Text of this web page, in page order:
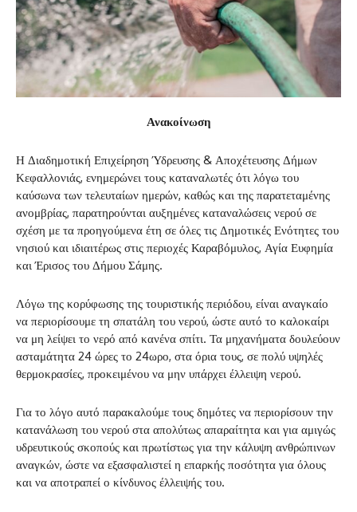
Ανακοίνωση
Η Διαδημοτική Επιχείρηση Ύδρευσης & Αποχέτευσης Δήμων
Κεφαλλονιάς, ενημερώνει τους καταναλωτές ότι λόγω του
καύσωνα των τελευταίων ημερών, καθώς και της παρατεταμένης
ανομβρίας, παρατηρούνται αυξημένες καταναλώσεις νερού σε
σχέση με τα προηγούμενα έτη σε όλες τις Δημοτικές Ενότητες του
νησιού και ιδιαιτέρως στις περιοχές Καραβόμυλος, Αγία Ευφημία
και Έρισος του Δήμου Σάμης.
Λόγω της κορύφωσης της τουριστικής περιόδου, είναι αναγκαίο
να περιορίσουμε τη σπατάλη του νερού, ώστε αυτό το καλοκαίρι
να μη λείψει το νερό από κανένα σπίτι. Τα μηχανήματα δουλεύουν
ασταμάτητα 24 ώρες το 24ωρο, στα όρια τους, σε πολύ υψηλές
θερμοκρασίες, προκειμένου να μην υπάρχει έλλειψη νερού.
Για το λόγο αυτό παρακαλούμε τους δημότες να περιορίσουν την
κατανάλωση του νερού στα απολύτως απαραίτητα και για αμιγώς
υδρευτικούς σκοπούς και πρωτίστως για την κάλυψη ανθρώπινων
αναγκών, ώστε να εξασφαλιστεί η επαρκής ποσότητα για όλους
και να αποτραπεί ο κίνδυνος έλλειψής του.